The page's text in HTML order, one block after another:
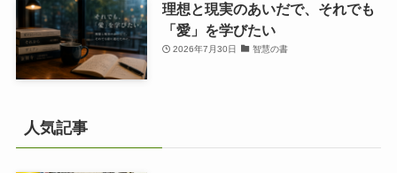
理想と現実のあいだで、それでも
「愛」を学びたい
2026年7月30日 智慧の書
人気記事